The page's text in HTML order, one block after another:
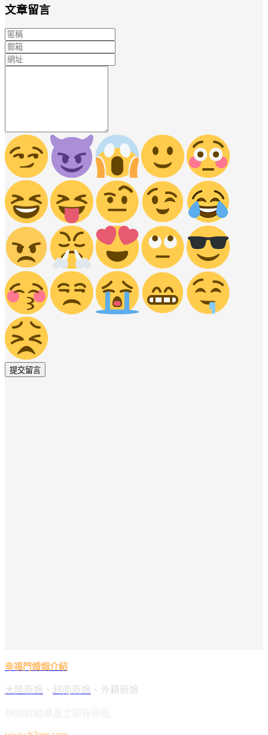
文章留言
幸福門婚姻介紹
大陸新娘 、 越南新娘 、外籍新娘